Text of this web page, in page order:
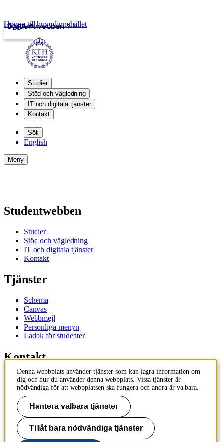
Studentwebben
Logga in
Hoppa till huvudinnehållet
Studier
Stöd och vägledning
IT och digitala tjänster
Kontakt
Sök
English
Meny
Studentwebben
Studier
Stöd och vägledning
IT och digitala tjänster
Kontakt
Tjänster
Schema
Canvas
Webbmejl
Personliga menyn
Ladok för studenter
Kontakt
Kontakta utbildningsprogram
Kontakta kurs
IT-support
KTH Entré
KTH
100 44 Stockholm
Denna webbplats använder tjänster som kan lagra information om
dig och hur du använder denna webbplats. Vissa tjänster är
nödvändiga för att webbplatsen ska fungera och andra är valbara.
Hantera valbara tjänster
Tillåt bara nödvändiga tjänster